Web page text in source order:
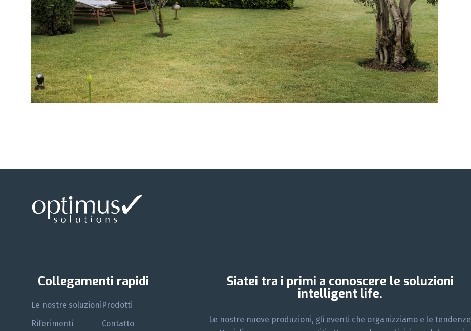
Collegamenti rapidi
Le nostre soluzioniProdotti
Riferimenti
Contatto
Siatei tra i primi a conoscere le soluzioni
intelligent life.
Le nostre nuove produzioni, gli eventi che organizziamo e le tendenze